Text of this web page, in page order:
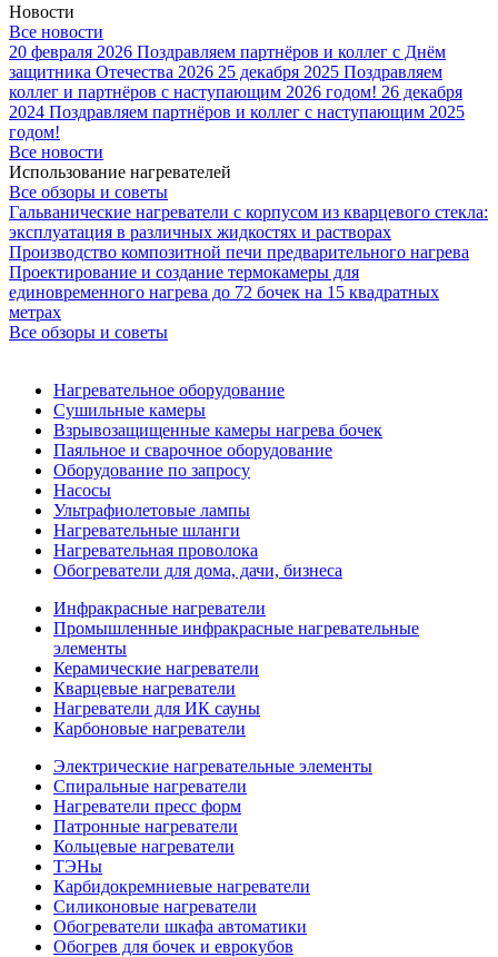
Новости
Все новости
20 февраля 2026 Поздравляем партнёров и коллег с Днём
защитника Отечества 2026 25 декабря 2025 Поздравляем
коллег и партнёров с наступающим 2026 годом! 26 декабря
2024 Поздравляем партнёров и коллег с наступающим 2025
годом!
Все новости
Использование нагревателей
Все обзоры и советы
Гальванические нагреватели с корпусом из кварцевого стекла:
эксплуатация в различных жидкостях и растворах
Производство композитной печи предварительного нагрева
Проектирование и создание термокамеры для
единовременного нагрева до 72 бочек на 15 квадратных
метрах
Все обзоры и советы
Нагревательное оборудование
Сушильные камеры
Взрывозащищенные камеры нагрева бочек
Паяльное и сварочное оборудование
Оборудование по запросу
Насосы
Ультрафиолетовые лампы
Нагревательные шланги
Нагревательная проволока
Обогреватели для дома, дачи, бизнеса
Инфракрасные нагреватели
Промышленные инфракрасные нагревательные
элементы
Керамические нагреватели
Кварцевые нагреватели
Нагреватели для ИК сауны
Карбоновые нагреватели
Электрические нагревательные элементы
Спиральные нагреватели
Нагреватели пресс форм
Патронные нагреватели
Кольцевые нагреватели
ТЭНы
Карбидокремниевые нагреватели
Силиконовые нагреватели
Обогреватели шкафа автоматики
Обогрев для бочек и еврокубов